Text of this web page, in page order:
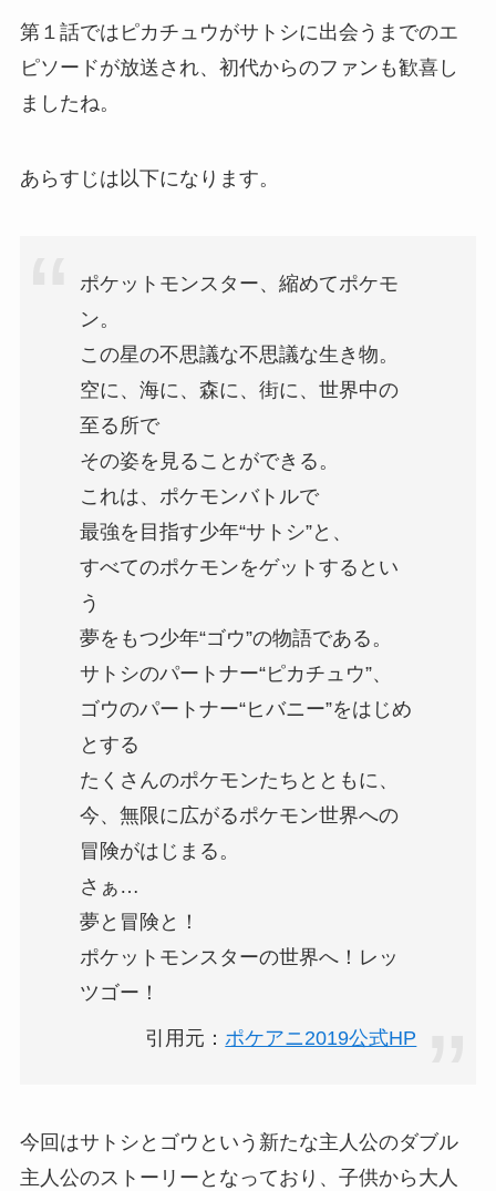
第１話ではピカチュウがサトシに出会うまでのエ
ピソードが放送され、初代からのファンも歓喜し
ましたね。
あらすじは以下になります。
ポケットモンスター、縮めてポケモ
ン。
この星の不思議な不思議な生き物。
空に、海に、森に、街に、世界中の
至る所で
その姿を見ることができる。
これは、ポケモンバトルで
最強を目指す少年“サトシ”と、
すべてのポケモンをゲットするとい
う
夢をもつ少年“ゴウ”の物語である。
サトシのパートナー“ピカチュウ”、
ゴウのパートナー“ヒバニー”をはじめ
とする
たくさんのポケモンたちとともに、
今、無限に広がるポケモン世界への
冒険がはじまる。
さぁ…
夢と冒険と！
ポケットモンスターの世界へ！レッ
ツゴー！
引用元： ポケアニ2019公式HP
今回はサトシとゴウという新たな主人公のダブル
主人公のストーリーとなっており、子供から大人